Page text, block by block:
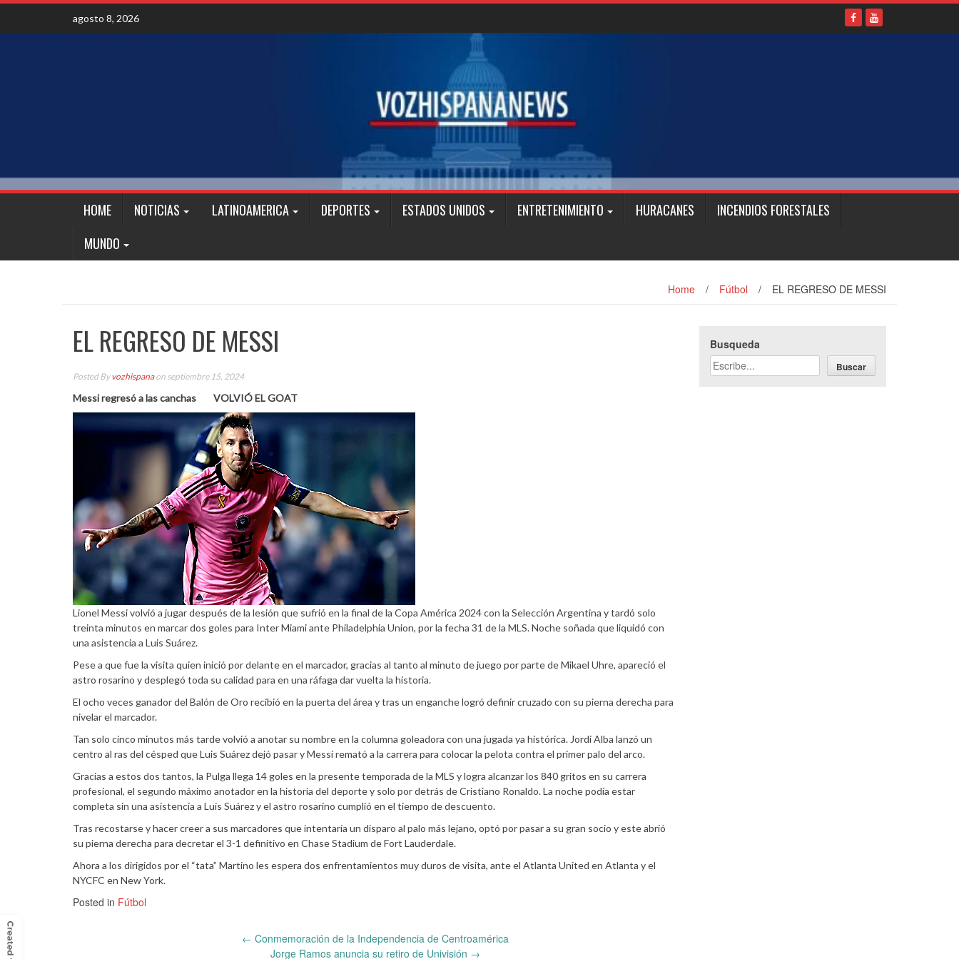
Skip
content
agosto 8, 2026
HOME NOTICIAS LATINOAMERICA DEPORTES ESTADOS UNIDOS ENTRETENIMIENTO HURACANES
INCENDIOS FORESTALES
MUNDO
Home / Fútbol / EL REGRESO DE MESSI
EL REGRESO DE MESSI
Posted Byvozhispanaon septiembre 15, 2024
Messi regresó a las canchas VOLVIÓ EL GOAT
Lionel Messi volvió a jugar después de la lesión que sufrió en la final de la Copa América 2024 con la Selección Argentina y tardó solo
treinta minutos en marcar dos goles para Inter Miami ante Philadelphia Union, por la fecha 31 de la MLS. Noche soñada que liquidó con
una asistencia a Luis Suárez.
Pese a que fue la visita quien inició por delante en el marcador, gracias al tanto al minuto de juego por parte de Mikael Uhre, apareció el
astro rosarino y desplegó toda su calidad para en una ráfaga dar vuelta la historia.
El ocho veces ganador del Balón de Oro recibió en la puerta del área y tras un enganche logró definir cruzado con su pierna derecha para
nivelar el marcador.
Tan solo cinco minutos más tarde volvió a anotar su nombre en la columna goleadora con una jugada ya histórica. Jordi Alba lanzó un
centro al ras del césped que Luis Suárez dejó pasar y Messi remató a la carrera para colocar la pelota contra el primer palo del arco.
Gracias a estos dos tantos, la Pulga llega 14 goles en la presente temporada de la MLS y logra alcanzar los 840 gritos en su carrera
profesional, el segundo máximo anotador en la historia del deporte y solo por detrás de Cristiano Ronaldo. La noche podía estar
completa sin una asistencia a Luis Suárez y el astro rosarino cumplió en el tiempo de descuento.
Tras recostarse y hacer creer a sus marcadores que intentaría un disparo al palo más lejano, optó por pasar a su gran socio y este abrió
su pierna derecha para decretar el 3-1 definitivo en Chase Stadium de Fort Lauderdale.
Ahora a los dirigidos por el “tata” Martino les espera dos enfrentamientos muy duros de visita, ante el Atlanta United en Atlanta y el
NYCFC en New York.
Posted in Fútbol
← Conmemoración de la Independencia de Centroamérica
Jorge Ramos anuncia su retiro de Univisión →
Busqueda
Buscar